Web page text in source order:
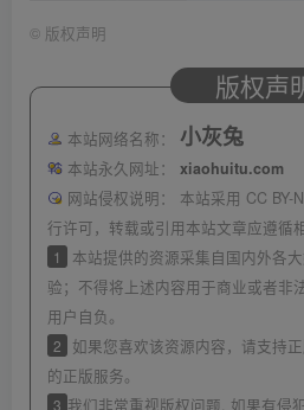
© 版权声明
版权声
本站网络名称： 小灰兔
本站永久网址：
xiaohuitu.com
网站侵权说明：
本站采用 CC BY-
行许可，转载或引用本站文章应遵循
1
本站提供的资源采集自国内外各
验；不得将上述内容用于商业或者非
用户自负。
2
如果您喜欢该资源内容，请支持
的正版服务。
3 我们非常重视版权问题, 如果有侵